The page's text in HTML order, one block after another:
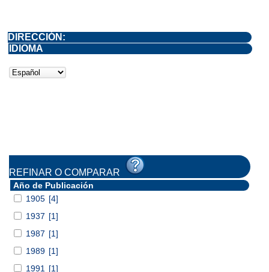
DIRECCIÓN:
IDIOMA
REFINAR O COMPARAR
Año de Publicación
1905 [4]
1937 [1]
1987 [1]
1989 [1]
1991
[1]